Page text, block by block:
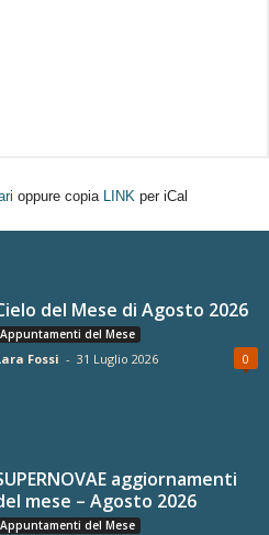
oppure copia LINK per iCal
del Mese di Agosto 2026
Appuntamenti del Mese
Fossi - 31 Luglio 2026 0
aggiornamenti
mese – Agosto 2026
Appuntamenti del Mese